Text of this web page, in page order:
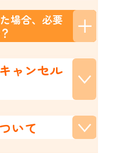
場合、必要
ャンセル
いて